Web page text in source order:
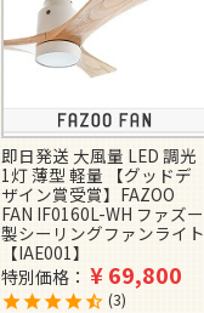
即日発送 大風量 LED 調光
1灯 薄型 軽量 【グッドデ
ザイン賞受賞】FAZOO
FAN IF0160L-WH ファズー
製シーリングファンライト
【IAE001】
特別価格
¥69,800
3